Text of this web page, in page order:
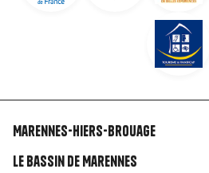
Liens
Marennes-Hiers-Brouage
Le Bassin de Marennes